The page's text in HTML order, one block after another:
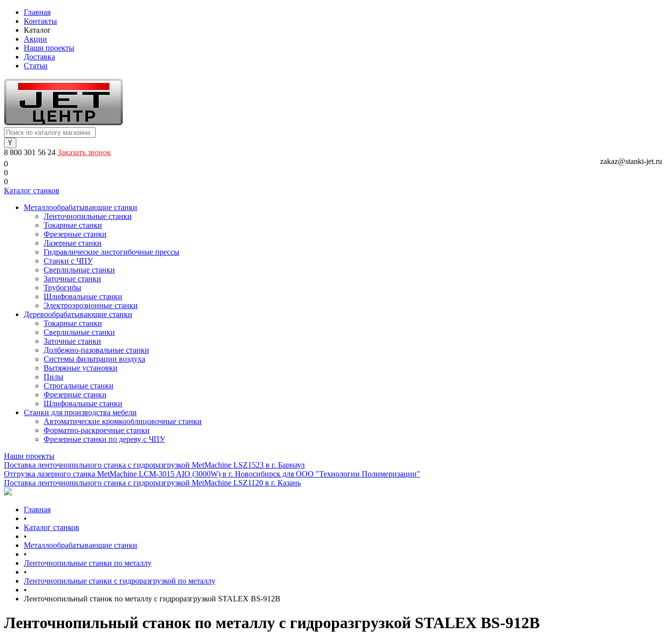
Главная
Контакты
Каталог
Акции
Наши проекты
Доставка
Статьи
8 800 301 56 24 Заказать звонок
zakaz@stanki-jet.ru
0
0
0
Каталог станков
Металлообрабатывающие станки
Ленточнопильные станки
Токарные станки
Фрезерные станки
Лазерные станки
Гидравлические листогибочные прессы
Станки с ЧПУ
Сверлильные станки
Заточные станки
Трубогибы
Шлифовальные станки
Электроэрозионные станки
Деревообрабатывающие станки
Токарные станки
Сверлильные станки
Заточные станки
Долбежно-пазовальные станки
Системы фильтрации воздуха
Вытяжные установки
Пилы
Строгальные станки
Фрезерные станки
Шлифовальные станки
Станки для производства мебели
Автоматические кромкооблицовочные станки
Форматно-раскроечные станки
Фрезерные станки по дереву с ЧПУ
Наши проекты
Поставка ленточнопильного станка c гидроразгрузкой MetMachine LSZ1523 в г. Барнаул
Отгрузка лазерного станка MetMachine LCM-3015 AIO (3000W) в г. Новосибирск для ООО "Технологии Полимеризации"
Поставка ленточнопильного станка c гидроразгрузкой MetMachine LSZ1120 в г. Казань
Главная
•
Каталог станков
•
Металлообрабатывающие станки
•
Ленточнопильные станки по металлу
•
Ленточнопильные станки с гидроразгрузкой по металлу
•
Ленточнопильный станок по металлу с гидроразгрузкой STALEX BS-912B
Ленточнопильный станок по металлу с гидроразгрузкой STALEX BS-912B